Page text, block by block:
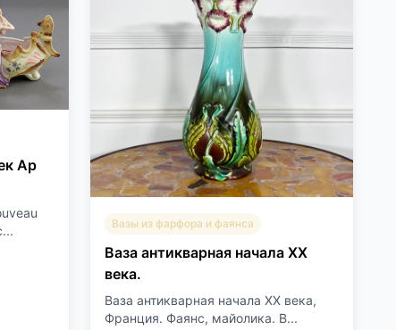
Ар
Вазы из фарфора и фаянса
Ваза антикварная начала XX
века.
Ваза антикварная начала XX века,
Франция. Фаянс, майолика. В...